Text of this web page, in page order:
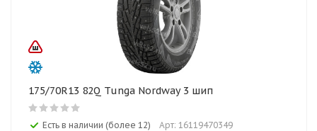
175/70R13 82Q Tunga Nordway 3 шип
Есть в наличии (более 12) Арт: 16119470349